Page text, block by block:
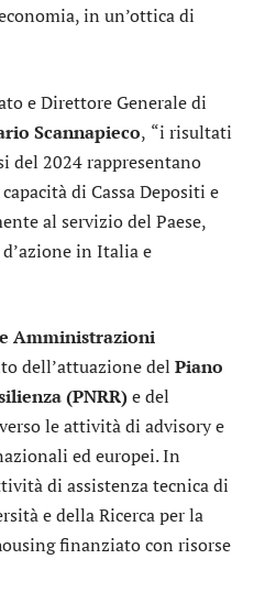
in un’ottica di
e Direttore Generale di
Scannapieco, “i risultati
del 2024 rappresentano
di Cassa Depositi e
al servizio del Paese,
in Italia e
Amministrazioni
dell’attuazione del Piano
(PNRR)e del
le attività di advisory e
ed europei. In
di assistenza tecnica di
e della Ricerca per la
finanziato con risorse